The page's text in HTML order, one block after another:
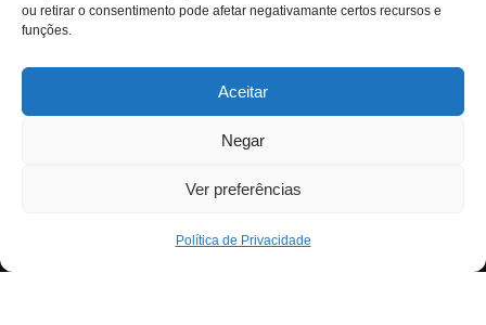
ou retirar o consentimento pode afetar negativamante certos recursos e
funções.
Aceitar
Negar
Ver preferências
Política de Privacidade
| Criado comWordPress